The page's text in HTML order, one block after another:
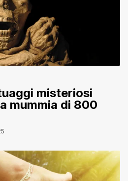
misteriosi
mummia di 800